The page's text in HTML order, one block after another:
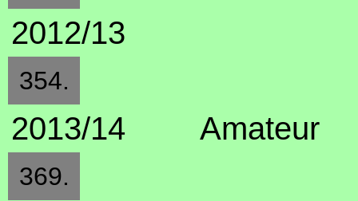
2012/13
354.
2013/14 Amateur
369.